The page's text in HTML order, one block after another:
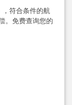
符合条件的航
。免费查询您的